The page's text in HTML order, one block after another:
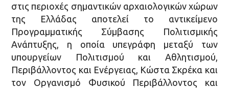
στις περιοχές σημαντικών αρχαιολογικών χώρων
της Ελλάδας αποτελεί το αντικείμενο
Προγραμματικής Σύμβασης Πολιτισμικής
Ανάπτυξης, η οποία υπεγράφη μεταξύ των
υπουργείων Πολιτισμού και Αθλητισμού,
Περιβάλλοντος και Ενέργειας, Κώστα Σκρέκα και
τον Οργανισμό Φυσικού Περιβάλλοντος και